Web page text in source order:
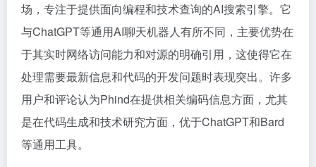
场，专注于提供面向编程和技术查询的AI搜索引擎。它
与ChatGPT等通用AI聊天机器人有所不同，主要优势在
于其实时网络访问能力和对源的明确引用，这使得它在
处理需要最新信息和代码的开发问题时表现突出。许多
用户和评论认为Phind在提供相关编码信息方面，尤其
是在代码生成和技术研究方面，优于ChatGPT和Bard
等通用工具。